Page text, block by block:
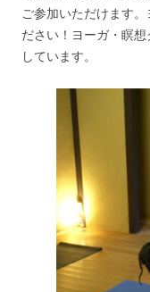
ご参加いただけます
ださい！ヨーガ・瞑
しています。